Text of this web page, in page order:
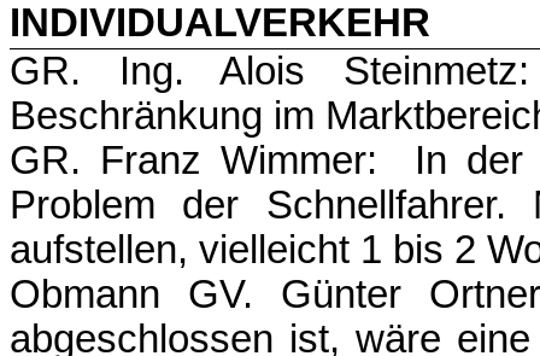
INDIVIDUALVERKEHR
GR. Ing. Alois
Beschränkung im
GR. Franz Wimmer: In der
Problem der
aufstellen, vielleicht 1 bis 2
Obmann GV. Günter
abgeschlossen ist, wäre